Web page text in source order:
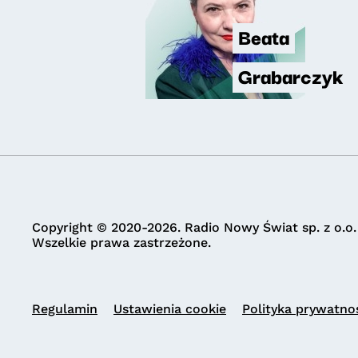
Beata
Grabarczyk
Copyright © 2020-2026. Radio Nowy Świat sp. z o.o.
Wszelkie prawa zastrzeżone.
Regulamin Ustawienia cookie Polityka